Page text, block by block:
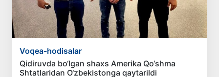
Voqea-hodisalar
Qidiruvda bo‘lgan shaxs Amerika Qo‘shma
Shtatlaridan O‘zbekistonga qaytarildi